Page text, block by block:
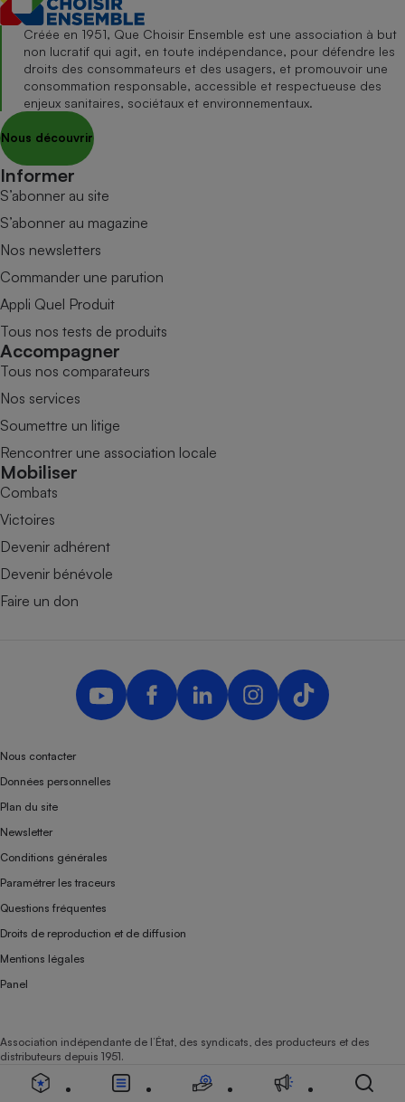
Créée en 1951, Que Choisir Ensemble est une association à but
non lucratif qui agit, en toute indépendance, pour défendre les
droits des consommateurs et des usagers, et promouvoir une
consommation responsable, accessible et respectueuse des
enjeux sanitaires, sociétaux et environnementaux.
Nous découvrir
Informer
S’abonner au site
S’abonner au magazine
Nos newsletters
Commander une parution
Appli Quel Produit
Tous nos tests de produits
Accompagner
Tous nos comparateurs
Nos services
Soumettre un litige
Rencontrer une association locale
Mobiliser
Combats
Victoires
Devenir adhérent
Devenir bénévole
Faire un don
Nous contacter
Données personnelles
Plan du site
Newsletter
Conditions générales
Paramétrer les traceurs
Questions fréquentes
Droits de reproduction et de diffusion
Mentions légales
Panel
Association indépendante de l’État, des syndicats, des producteurs et des
distributeurs depuis 1951.